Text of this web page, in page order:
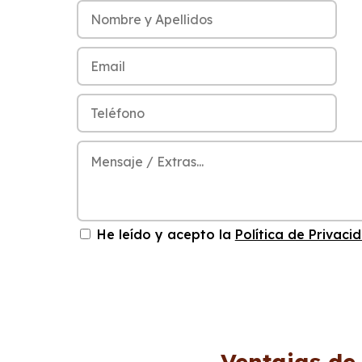
He leído y acepto la Política de